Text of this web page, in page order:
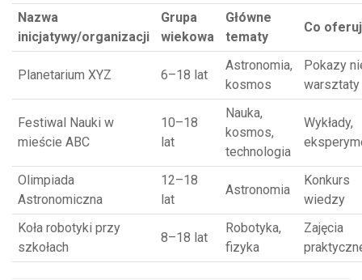
Nazwa
inicjatywy/organizacji
Grupa
wiekowa
Główne
tematy
Co
Planetarium XYZ 6–18 lat
Astronomia,
kosmos
Pokazy
warsztaty
Festiwal Nauki w
mieście ABC
10–18
lat
Nauka,
kosmos,
technologia
Wykłady,
Olimpiada
Astronomiczna
12–18
lat
Astronomia
Konkurs
wiedzy
Koła robotyki przy
szkołach
8–18 lat
Robotyka,
fizyka
Zajęcia